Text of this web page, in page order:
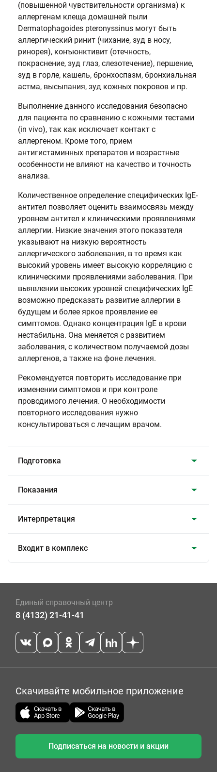
(повышенной чувствительности организма) к
аллергенам клеща домашней пыли
Dermatophagoides pteronyssinus могут быть
аллергический ринит (чихание, зуд в носу,
ринорея), конъюнктивит (отечность,
покраснение, зуд глаз, слезотечение), першение,
зуд в горле, кашель, бронхоспазм, бронхиальная
астма, высыпания, зуд кожных покровов и пр.
Выполнение данного исследования безопасно
для пациента по сравнению с кожными тестами
(in vivo), так как исключает контакт с
аллергеном. Кроме того, прием
антигистаминных препаратов и возрастные
особенности не влияют на качество и точность
анализа.
Количественное определение специфических IgE-
антител позволяет оценить взаимосвязь между
уровнем антител и клиническими проявлениями
аллергии. Низкие значения этого показателя
указывают на низкую вероятность
аллергического заболевания, в то время как
высокий уровень имеет высокую корреляцию с
клиническими проявлениями заболевания. При
выявлении высоких уровней специфических IgE
возможно предсказать развитие аллергии в
будущем и более яркое проявление ее
симптомов. Однако концентрация IgE в крови
нестабильна. Она меняется с развитием
заболевания, с количеством получаемой дозы
аллергенов, а также на фоне лечения.
Рекомендуется повторить исследование при
изменении симптомов и при контроле
проводимого лечения. О необходимости
повторного исследования нужно
консультироваться с лечащим врачом.
Подготовка
Показания
Интерпретация
Входит в комплекс
Единый справочный центр
8 (4132) 21-41-41
Скачивайте мобильное приложение
Подписаться на новости и акции